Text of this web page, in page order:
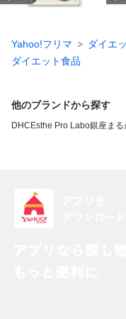
Yahoo!フリマ ダイエ
ダイエット食品
他のブランドから探す
DHC Esthe Pro Labo銀座まる